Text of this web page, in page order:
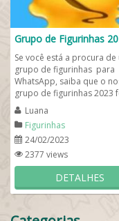
Grupo de Figurinhas
Se você está a procura de
grupo de figurinhas para
WhatsApp, saiba que o
grupo de figurinhas 2023
criado para
melhores...
Luana
Figurinhas
24/02/2023
2377 views
DETALHES